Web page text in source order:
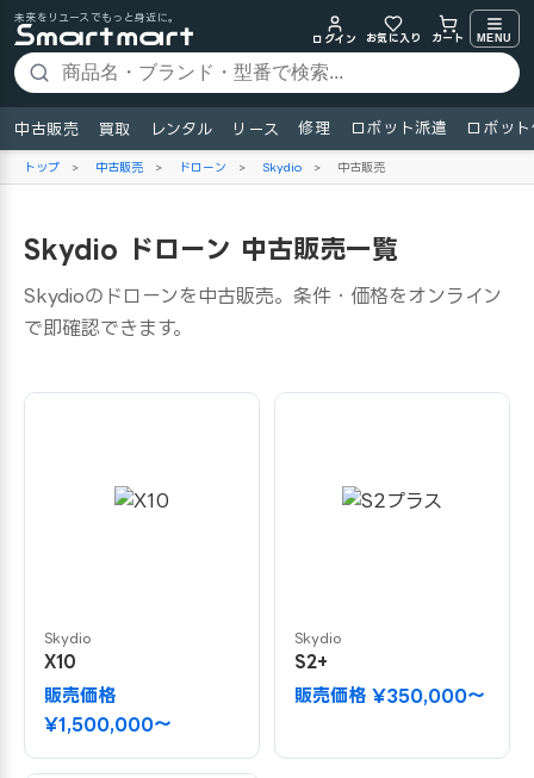
未来をリユースでもっと身近に。
ログイン
お気に入り カート MENU
中古販売 買取 レンタル リース 修理 ロボット派遣 ロボッ
トップ > 中古販売 > ドローン > Skydio > 中古販売
Skydio ドローン 中古販売一覧
Skydioのドローンを中古販売。条件・価格をオンライン
で即確認できます。
Skydio
X10
販売価格
¥1,500,000〜
Skydio
S2+
販売価格 ¥350,000〜